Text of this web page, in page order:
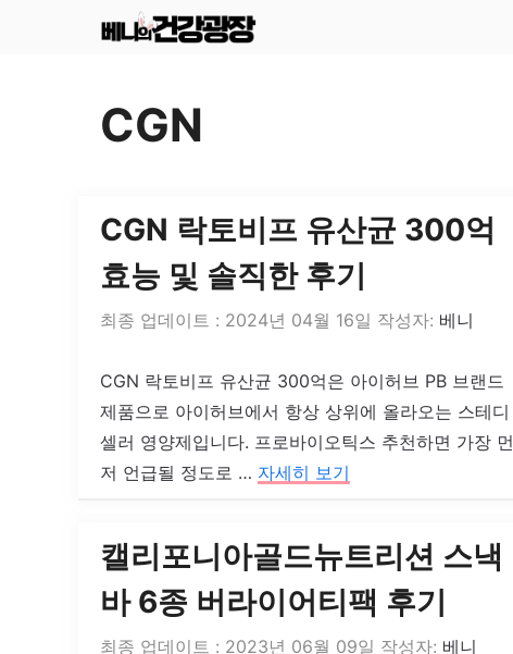
CGN
CGN 락토비프 유산균 300억
효능 및 솔직한 후기
2024년 04월 16일 작성자: 베니
CGN 락토비프 유산균 300억은 아이허브 PB 브랜드
제품으로 아이허브에서 항상 상위에 올라오는 스테디
셀러 영양제입니다. 프로바이오틱스 추천하면 가장 먼
저 언급될 정도로 … 자세히 보기
캘리포니아골드뉴트리션 스낵
바 6종 버라이어티팩 후기
2023년 06월 09일 작성자: 베니